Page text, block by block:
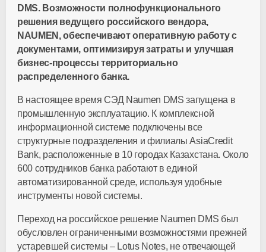
DMS. Возможности полнофункционального
решения ведущего российского вендора,
NAUMEN, обеспечивают оперативную работу с
документами, оптимизируя затраты и улучшая
бизнес-процессы территориально
распределенного банка.
В настоящее время СЭД Naumen DMS запущена в
промышленную эксплуатацию. К комплексной
информационной системе подключены все
структурные подразделения и филиалы AsiaCredit
Bank, расположенные в 10 городах Казахстана. Около
600 сотрудников банка работают в единой
автоматизированной среде, используя удобные
инструменты новой системы.
Переход на российское решение Naumen DMS был
обусловлен ограниченными возможностями прежней
устаревшей системы – Lotus Notes, не отвечающей